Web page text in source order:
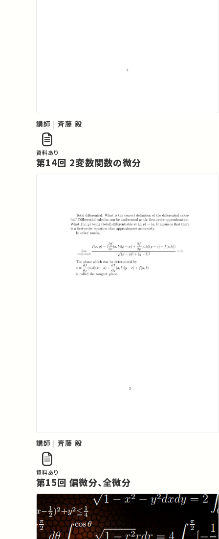
講師 | 斉藤 毅
資料あり
第14回 2変数関数の微分
講師 | 斉藤 毅
資料あり
第15回 偏微分、全微分